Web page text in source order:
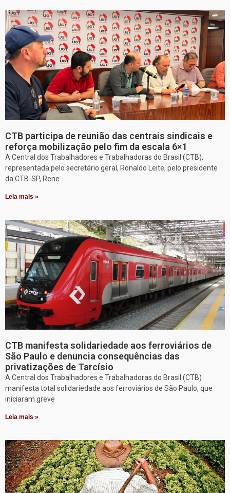
CTB participa de reunião das centrais sindicais e
reforça mobilização pelo fim da escala 6×1
A Central dos Trabalhadores e Trabalhadoras do Brasil (CTB),
representada pelo secretário geral, Ronaldo Leite, pelo presidente
da CTB-SP, Rene
Leia mais »
CTB manifesta solidariedade aos ferroviários de
São Paulo e denuncia consequências das
privatizações de Tarcísio
A Central dos Trabalhadores e Trabalhadoras do Brasil (CTB)
manifesta total solidariedade aos ferroviários de São Paulo, que
iniciaram greve
Leia mais »